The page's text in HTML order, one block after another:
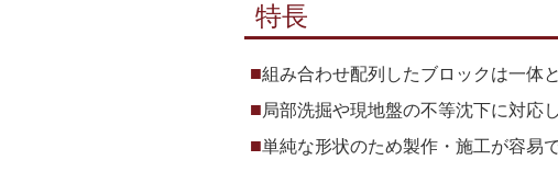
特長
組み合わせ配列したブロックは一体
局部洗掘や現地盤の不等沈下に対応
単純な形状のため製作・施工が容易で